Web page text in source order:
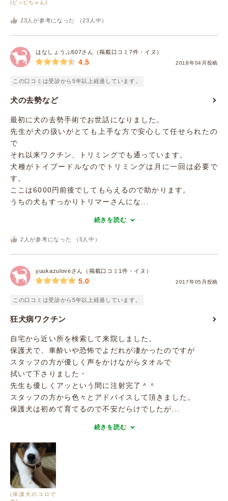
(ピッピちゃん)
23 人が参考になった （23 人中）
はなしょうぶ607さん（掲載口コミ7件・イヌ）
2018年04月投稿
4.5
この口コミは受診から5年以上経過しています。
犬の去勢など
最初に犬の去勢手術でお世話になりました。
先生が犬の扱いがとても上手な方で安心して任せられたの
で
それ以来ワクチン、トリミングでも通っています。
犬種がトイプードルなのでトリミングは月に一回は必要で
す。
ここは6000円前後でしてもらえるので助かります。
うちの犬もすっかりトリマーさんにな...
続きを読む
2 人が参考になった （ 5 人中）
yuukazuloveさん（掲載口コミ1件・イヌ）
2017年05月投稿
5.0
この口コミは受診から5年以上経過しています。
狂犬病ワクチン
自宅から近い所を検索して来院しました。
保護犬で、車酔いや恐怖でよだれが凄かったのですが
スタッフの方が優しく声をかけながらタオルで
拭いて下さりました・
先生も優しくアッという間に注射完了＾＾
スタッフの方から色々とアドバイスして頂きました。
保護犬は初めて育てるので不安だらけでしたが...
続きを読む
(保護犬のコロで